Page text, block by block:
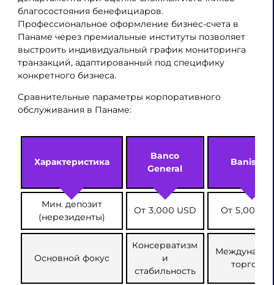
благосостояния бенефициаров.
Профессиональное оформление бизнес-счета в
Панаме через премиальные институты позволяет
выстроить индивидуальный график мониторинга
транзакций, адаптированный под специфику
конкретного бизнеса.
Сравнительные параметры корпоративного
обслуживания в Панаме:
Характеристика
Banco
General
Banistmo
Мин. депозит
(нерезиденты)
От 3,000 USD От 5,000
Основной фокус
Консерватизм
и
стабильность
торговля